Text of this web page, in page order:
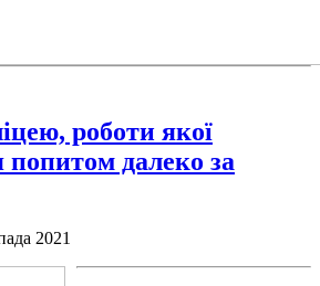
роботи якої
попитом далеко за
2021